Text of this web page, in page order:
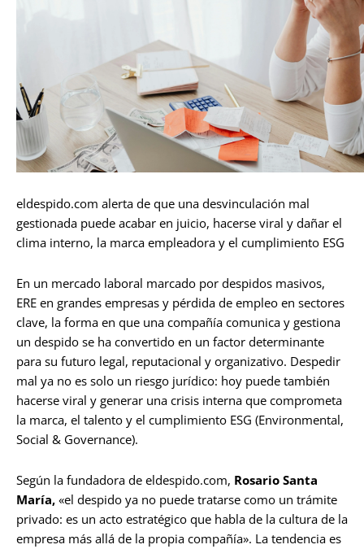
eldespido.com alerta de que una desvinculación mal
gestionada puede acabar en juicio, hacerse viral y dañar el
clima interno, la marca empleadora y el cumplimiento ESG
En un mercado laboral marcado por despidos masivos,
ERE en grandes empresas y pérdida de empleo en sectores
clave, la forma en que una compañía comunica y gestiona
un despido se ha convertido en un factor determinante
para su futuro legal, reputacional y organizativo. Despedir
mal ya no es solo un riesgo jurídico: hoy puede también
hacerse viral y generar una crisis interna que comprometa
la marca, el talento y el cumplimiento ESG (Environmental,
Social & Governance).
Según la fundadora de eldespido.com, Rosario Santa
María, «el despido ya no puede tratarse como un trámite
privado: es un acto estratégico que habla de la cultura de la
empresa más allá de la propia compañía». La tendencia es